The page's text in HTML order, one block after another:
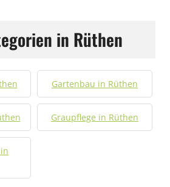
in Rüthen
Gartenbau in Rüthen
Graupflege in Rüthen